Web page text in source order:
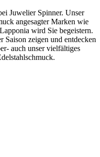
Juwelier Spinner. Unser
angesagter Marken wie
wird Sie begeistern.
Saison zeigen und entdecken
auch unser vielfältiges